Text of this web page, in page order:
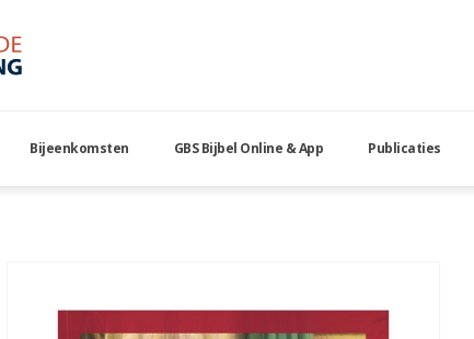
Bijeenkomsten GBS Bijbel Online & App Publicaties